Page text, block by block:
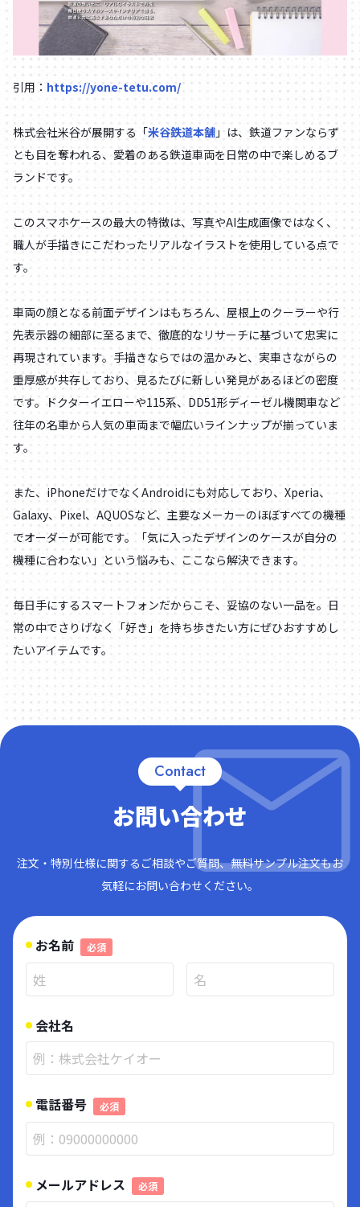
引用： https://yone-tetu.com/
株式会社米谷が展開する「米谷鉄道本舗 」は、鉄道ファンならず
とも目を奪われる、愛着のある鉄道車両を日常の中で楽しめるブ
ランドです。
このスマホケースの最大の特徴は、写真やAI生成画像ではなく、
職人が手描きにこだわったリアルなイラストを使用している点で
す。
車両の顔となる前面デザインはもちろん、屋根上のクーラーや行
先表示器の細部に至るまで、徹底的なリサーチに基づいて忠実に
再現されています。手描きならではの温かみと、実車さながらの
重厚感が共存しており、見るたびに新しい発見があるほどの密度
です。ドクターイエローや115系、DD51形ディーゼル機関車など
往年の名車から人気の車両まで幅広いラインナップが揃っていま
す。
また、iPhoneだけでなくAndroidにも対応しており、Xperia、
Galaxy、Pixel、AQUOSなど、主要なメーカーのほぼすべての機種
でオーダーが可能です。「気に入ったデザインのケースが自分の
機種に合わない」という悩みも、ここなら解決できます。
毎日手にするスマートフォンだからこそ、妥協のない一品を。日
常の中でさりげなく「好き」を持ち歩きたい方にぜひおすすめし
たいアイテムです。
Contact
お問い合わせ
注文・特別仕様に関するご相談やご質問、無料サンプル注文もお
気軽にお問い合わせください。
お名前 必須
会社名
電話番号 必須
メールアドレス 必須